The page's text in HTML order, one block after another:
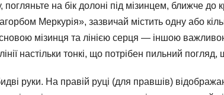
на бік долоні під мізинцем, ближче до
Меркурія», зазвичай містить одну або
мізинця та лінією серця — іншою
настільки тонкі, що потрібен пильний погляд,
руки. На правій руці (для правшів)